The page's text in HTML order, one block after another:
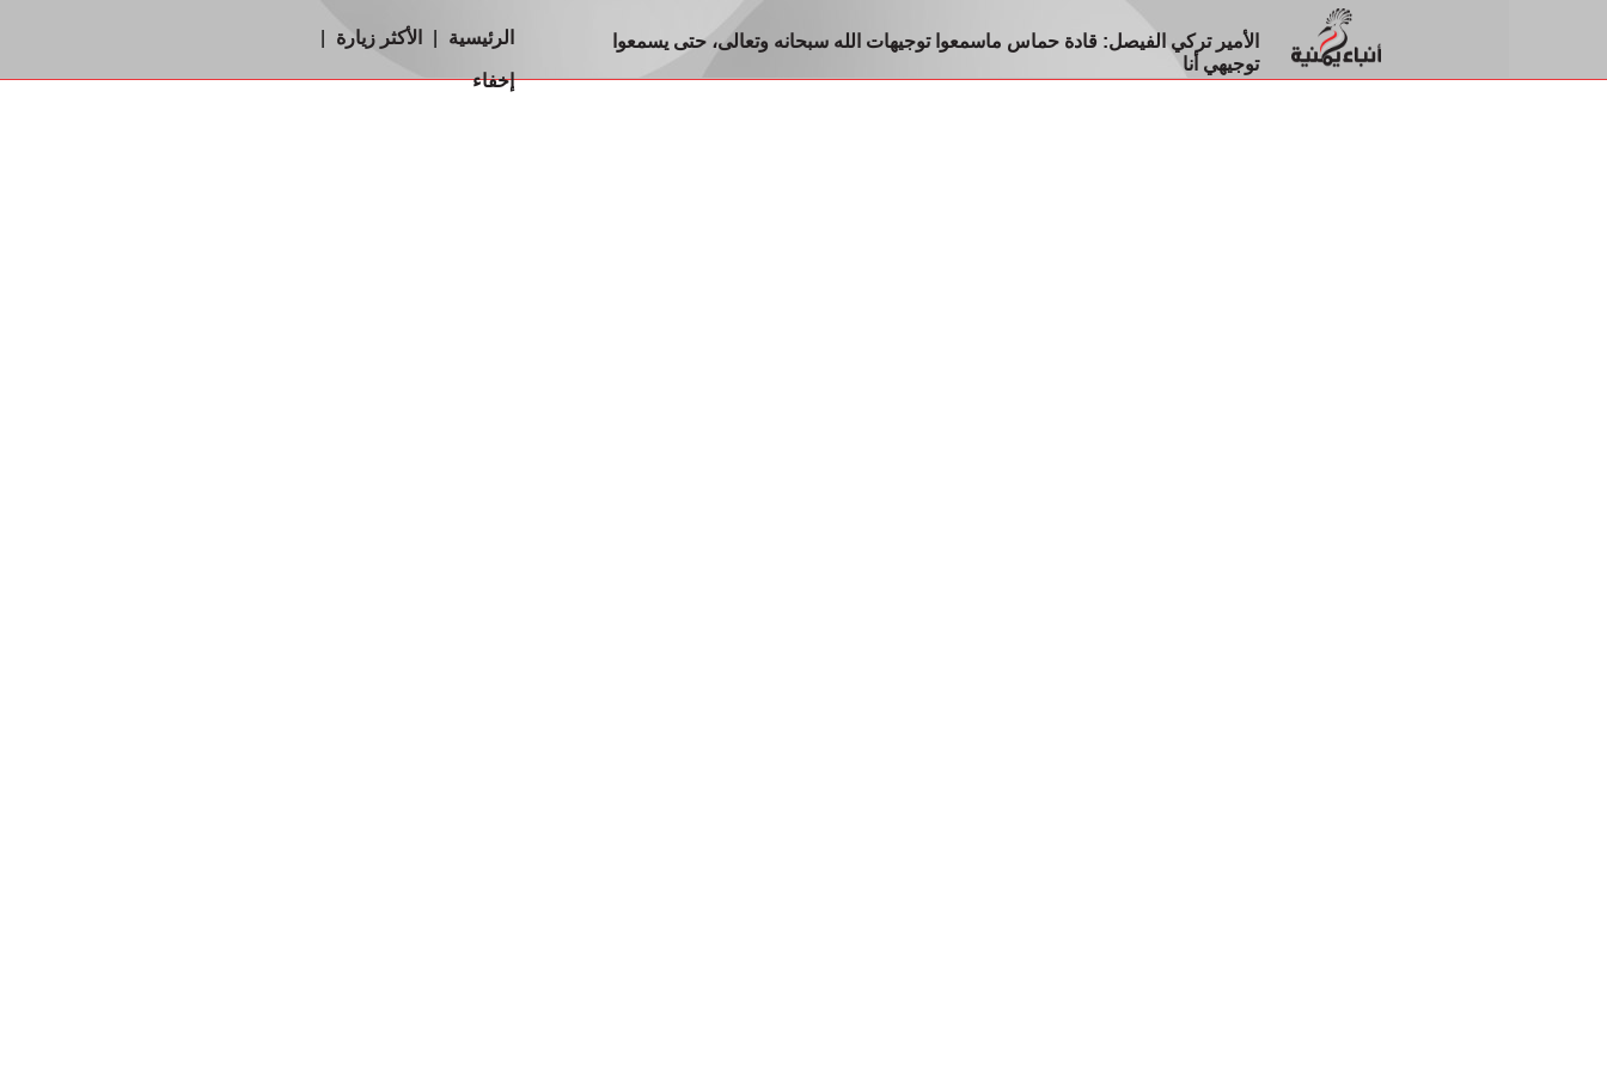
الأمير تركي الفيصل: قادة حماس ماسمعوا توجيهات الله سبحانه وتعالى، حتى يسمعوا
توجيهي أنا
الرئيسية الأكثر زيارة
إخفاء